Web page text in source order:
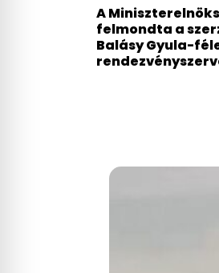
A
felmondta a
Balásy Gyula-